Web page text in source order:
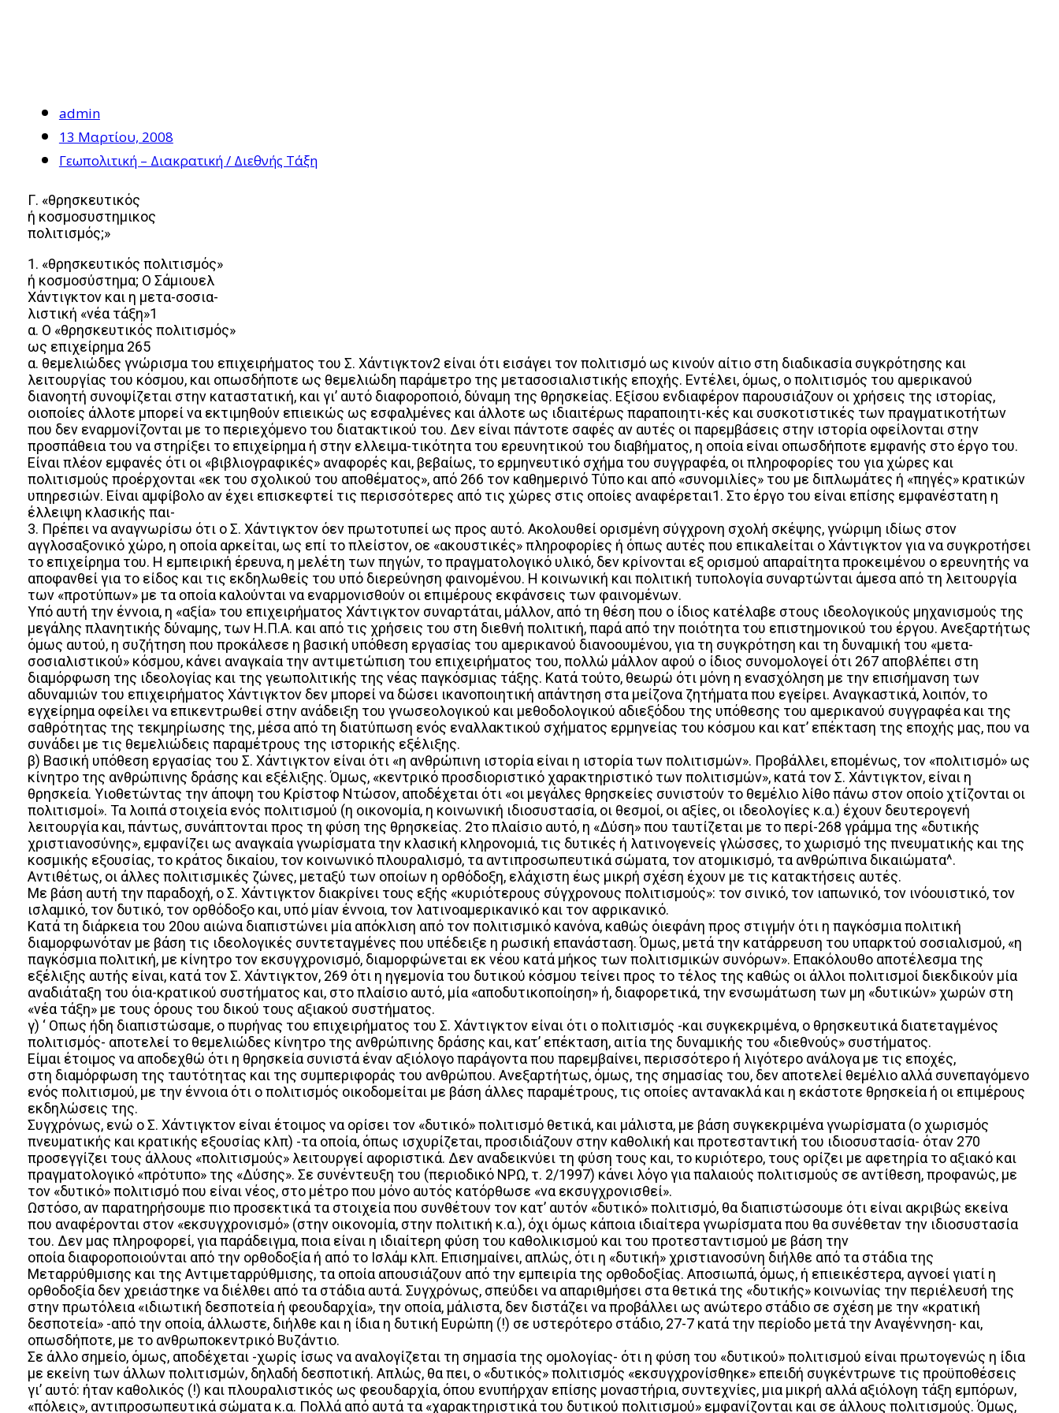
admin
13 Μαρτίου, 2008
Γεωπολιτική – Διακρατική / Διεθνής Τάξη
Γ. «θρησκευτικός
ή κοσμοσυστημικος
πολιτισμός;»
1. «θρησκευτικός πολιτισμός»
ή κοσμοσύστημα; Ο Σάμιουελ
Χάντιγκτον και η μετα-σοσια-
λιστική «νέα τάξη»1
α. Ο «θρησκευτικός πολιτισμός»
ως επιχείρημα 265
α. θεμελιώδες γνώρισμα του επιχειρήματος του Σ. Χάντιγκτον2 είναι ότι εισάγει τον πολιτισμό ως κινούν αίτιο στη διαδικασία συγκρότησης και
λειτουργίας του κόσμου, και οπωσδήποτε ως θεμελιώδη παράμετρο της μετασοσιαλιστικής εποχής. Εντέλει, όμως, ο πολιτισμός του αμερικανού
διανοητή συνοψίζεται στην καταστατική, και γι’ αυτό διαφοροποιό, δύναμη της θρησκείας. Εξίσου ενδιαφέρον παρουσιάζουν οι χρήσεις της ιστορίας,
οιοποίες άλλοτε μπορεί να εκτιμηθούν επιεικώς ως εσφαλμένες και άλλοτε ως ιδιαιτέρως παραποιητι-κές και συσκοτιστικές των πραγματικοτήτων
που δεν εναρμονίζονται με το περιεχόμενο του διατακτικού του. Δεν είναι πάντοτε σαφές αν αυτές οι παρεμβάσεις στην ιστορία οφείλονται στην
προσπάθεια του να στηρίξει το επιχείρημα ή στην ελλειμα-τικότητα του ερευνητικού του διαβήματος, η οποία είναι οπωσδήποτε εμφανής στο έργο του.
Είναι πλέον εμφανές ότι οι «βιβλιογραφικές» αναφορές και, βεβαίως, το ερμηνευτικό σχήμα του συγγραφέα, οι πληροφορίες του για χώρες και
πολιτισμούς προέρχονται «εκ του σχολικού του αποθέματος», από 266 τον καθημερινό Τύπο και από «συνομιλίες» του με διπλωμάτες ή «πηγές» κρατικών
υπηρεσιών. Είναι αμφίβολο αν έχει επισκεφτεί τις περισσότερες από τις χώρες στις οποίες αναφέρεται1. Στο έργο του είναι επίσης εμφανέστατη η
έλλειψη κλασικής παι-
3. Πρέπει να αναγνωρίσω ότι ο Σ. Χάντιγκτον όεν πρωτοτυπεί ως προς αυτό. Ακολουθεί ορισμένη σύγχρονη σχολή σκέψης, γνώριμη ιδίως στον
αγγλοσαξονικό χώρο, η οποία αρκείται, ως επί το πλείστον, οε «ακουστικές» πληροφορίες ή όπως αυτές που επικαλείται ο Χάντιγκτον για να συγκροτήσει
το επιχείρημα του. Η εμπειρική έρευνα, η μελέτη των πηγών, το πραγματολογικό υλικό, δεν κρίνονται εξ ορισμού απαραίτητα προκειμένου ο ερευνητής να
αποφανθεί για το είδος και τις εκδηλωθείς του υπό διερεύνηση φαινομένου. Η κοινωνική και πολιτική τυπολογία συναρτώνται άμεσα από τη λειτουργία
των «προτύπων» με τα οποία καλούνται να εναρμονισθούν οι επιμέρους εκφάνσεις των φαινομένων.
Υπό αυτή την έννοια, η «αξία» του επιχειρήματος Χάντιγκτον συναρτάται, μάλλον, από τη θέση που ο ίδιος κατέλαβε στους ιδεολογικούς μηχανισμούς της
μεγάλης πλανητικής δύναμης, των Η.Π.Α. και από τις χρήσεις του στη διεθνή πολιτική, παρά από την ποιότητα του επιστημονικού του έργου. Ανεξαρτήτως
όμως αυτού, η συζήτηση που προκάλεσε η βασική υπόθεση εργασίας του αμερικανού διανοουμένου, για τη συγκρότηση και τη δυναμική του «μετα-
σοσιαλιστικού» κόσμου, κάνει αναγκαία την αντιμετώπιση του επιχειρήματος του, πολλώ μάλλον αφού ο ίδιος συνομολογεί ότι 267 αποβλέπει στη
διαμόρφωση της ιδεολογίας και της γεωπολιτικής της νέας παγκόσμιας τάξης. Κατά τούτο, θεωρώ ότι μόνη η ενασχόληση με την επισήμανση των
αδυναμιών του επιχειρήματος Χάντιγκτον δεν μπορεί να δώσει ικανοποιητική απάντηση στα μείζονα ζητήματα που εγείρει. Αναγκαστικά, λοιπόν, το
εγχείρημα οφείλει να επικεντρωθεί στην ανάδειξη του γνωσεολογικού και μεθοδολογικού αδιεξόδου της υπόθεσης του αμερικανού συγγραφέα και της
σαθρότητας της τεκμηρίωσης της, μέσα από τη διατύπωση ενός εναλλακτικού σχήματος ερμηνείας του κόσμου και κατ’ επέκταση της εποχής μας, που να
συνάδει με τις θεμελιώδεις παραμέτρους της ιστορικής εξέλιξης.
β) Βασική υπόθεση εργασίας του Σ. Χάντιγκτον είναι ότι «η ανθρώπινη ιστορία είναι η ιστορία των πολιτισμών». Προβάλλει, επομένως, τον «πολιτισμό» ως
κίνητρο της ανθρώπινης δράσης και εξέλιξης. Όμως, «κεντρικό προσδιοριστικό χαρακτηριστικό των πολιτισμών», κατά τον Σ. Χάντιγκτον, είναι η
θρησκεία. Υιοθετώντας την άποψη του Κρίστοφ Ντώσον, αποδέχεται ότι «οι μεγάλες θρησκείες συνιστούν το θεμέλιο λίθο πάνω στον οποίο χτίζονται οι
πολιτισμοί». Τα λοιπά στοιχεία ενός πολιτισμού (η οικονομία, η κοινωνική ιδιοσυστασία, οι θεσμοί, οι αξίες, οι ιδεολογίες κ.α.) έχουν δευτερογενή
λειτουργία και, πάντως, συνάπτονται προς τη φύση της θρησκείας. 2το πλαίσιο αυτό, η «Δύση» που ταυτίζεται με το περί-268 γράμμα της «δυτικής
χριστιανοσύνης», εμφανίζει ως αναγκαία γνωρίσματα την κλασική κληρονομιά, τις δυτικές ή λατινογενείς γλώσσες, το χωρισμό της πνευματικής και της
κοσμικής εξουσίας, το κράτος δικαίου, τον κοινωνικό πλουραλισμό, τα αντιπροσωπευτικά σώματα, τον ατομικισμό, τα ανθρώπινα δικαιώματα^.
Αντιθέτως, οι άλλες πολιτισμικές ζώνες, μεταξύ των οποίων η ορθόδοξη, ελάχιστη έως μικρή σχέση έχουν με τις κατακτήσεις αυτές.
Με βάση αυτή την παραδοχή, ο Σ. Χάντιγκτον διακρίνει τους εξής «κυριότερους σύγχρονους πολιτισμούς»: τον σινικό, τον ιαπωνικό, τον ινόουιστικό, τον
ισλαμικό, τον δυτικό, τον ορθόδοξο και, υπό μίαν έννοια, τον λατινοαμερικανικό και τον αφρικανικό.
Κατά τη διάρκεια του 20ου αιώνα διαπιστώνει μία απόκλιση από τον πολιτισμικό κανόνα, καθώς όιεφάνη προς στιγμήν ότι η παγκόσμια πολιτική
διαμορφωνόταν με βάση τις ιδεολογικές συντεταγμένες που υπέδειξε η ρωσική επανάσταση. Όμως, μετά την κατάρρευση του υπαρκτού σοσιαλισμού, «η
παγκόσμια πολιτική, με κίνητρο τον εκσυγχρονισμό, διαμορφώνεται εκ νέου κατά μήκος των πολιτισμικών συνόρων». Επακόλουθο αποτέλεσμα της
εξέλιξης αυτής είναι, κατά τον Σ. Χάντιγκτον, 269 ότι η ηγεμονία του δυτικού κόσμου τείνει προς το τέλος της καθώς οι άλλοι πολιτισμοί διεκδικούν μία
αναδιάταξη του όια-κρατικού συστήματος και, στο πλαίσιο αυτό, μία «αποδυτικοποίηση» ή, διαφορετικά, την ενσωμάτωση των μη «δυτικών» χωρών στη
«νέα τάξη» με τους όρους του δικού τους αξιακού συστήματος.
γ) ‘ Οπως ήδη διαπιστώσαμε, ο πυρήνας του επιχειρήματος του Σ. Χάντιγκτον είναι ότι ο πολιτισμός -και συγκεκριμένα, ο θρησκευτικά διατεταγμένος
πολιτισμός- αποτελεί το θεμελιώδες κίνητρο της ανθρώπινης δράσης και, κατ’ επέκταση, αιτία της δυναμικής του «διεθνούς» συστήματος.
Είμαι έτοιμος να αποδεχθώ ότι η θρησκεία συνιστά έναν αξιόλογο παράγοντα που παρεμβαίνει, περισσότερο ή λιγότερο ανάλογα με τις εποχές,
στη διαμόρφωση της ταυτότητας και της συμπεριφοράς του ανθρώπου. Ανεξαρτήτως, όμως, της σημασίας του, δεν αποτελεί θεμέλιο αλλά συνεπαγόμενο
ενός πολιτισμού, με την έννοια ότι ο πολιτισμός οικοδομείται με βάση άλλες παραμέτρους, τις οποίες αντανακλά και η εκάστοτε θρησκεία ή οι επιμέρους
εκδηλώσεις της.
Συγχρόνως, ενώ ο Σ. Χάντιγκτον είναι έτοιμος να ορίσει τον «δυτικό» πολιτισμό θετικά, και μάλιστα, με βάση συγκεκριμένα γνωρίσματα (ο χωρισμός
πνευματικής και κρατικής εξουσίας κλπ) -τα οποία, όπως ισχυρίζεται, προσιδιάζουν στην καθολική και προτεσταντική του ιδιοσυστασία- όταν 270
προσεγγίζει τους άλλους «πολιτισμούς» λειτουργεί αφοριστικά. Δεν αναδεικνύει τη φύση τους και, το κυριότερο, τους ορίζει με αφετηρία το αξιακό και
πραγματολογικό «πρότυπο» της «Δύσης». Σε συνέντευξη του (περιοδικό ΝΡΩ, τ. 2/1997) κάνει λόγο για παλαιούς πολιτισμούς σε αντίθεση, προφανώς, με
τον «δυτικό» πολιτισμό που είναι νέος, στο μέτρο που μόνο αυτός κατόρθωσε «να εκσυγχρονισθεί».
Ωστόσο, αν παρατηρήσουμε πιο προσεκτικά τα στοιχεία που συνθέτουν τον κατ’ αυτόν «δυτικό» πολιτισμό, θα διαπιστώσουμε ότι είναι ακριβώς εκείνα
που αναφέρονται στον «εκσυγχρονισμό» (στην οικονομία, στην πολιτική κ.α.), όχι όμως κάποια ιδιαίτερα γνωρίσματα που θα συνέθεταν την ιδιοσυστασία
του. Δεν μας πληροφορεί, για παράδειγμα, ποια είναι η ιδιαίτερη φύση του καθολικισμού και του προτεσταντισμού με βάση την
οποία διαφοροποιούνται από την ορθοδοξία ή από το Ισλάμ κλπ. Επισημαίνει, απλώς, ότι η «δυτική» χριστιανοσύνη διήλθε από τα στάδια της
Μεταρρύθμισης και της Αντιμεταρρύθμισης, τα οποία απουσιάζουν από την εμπειρία της ορθοδοξίας. Αποσιωπά, όμως, ή επιεικέστερα, αγνοεί γιατί η
ορθοδοξία δεν χρειάστηκε να διέλθει από τα στάδια αυτά. Συγχρόνως, σπεύδει να απαριθμήσει στα θετικά της «δυτικής» κοινωνίας την περιέλευσή της
στην πρωτόλεια «ιδιωτική δεσποτεία ή φεουδαρχία», την οποία, μάλιστα, δεν διστάζει να προβάλλει ως ανώτερο στάδιο σε σχέση με την «κρατική
δεσποτεία» -από την οποία, άλλωστε, διήλθε και η ίδια η δυτική Ευρώπη (!) σε υστερότερο στάδιο, 27-7 κατά την περίοδο μετά την Αναγέννηση- και,
οπωσδήποτε, με το ανθρωποκεντρικό Βυζάντιο.
Σε άλλο σημείο, όμως, αποδέχεται -χωρίς ίσως να αναλογίζεται τη σημασία της ομολογίας- ότι η φύση του «δυτικού» πολιτισμού είναι πρωτογενώς η ίδια
με εκείνη των άλλων πολιτισμών, δηλαδή δεσποτική. Απλώς, θα πει, ο «δυτικός» πολιτισμός «εκσυγχρονίσθηκε» επειδή συγκέντρωνε τις προϋποθέσεις
γι’ αυτό: ήταν καθολικός (!) και πλουραλιστικός ως φεουδαρχία, όπου ενυπήρχαν επίσης μοναστήρια, συντεχνίες, μια μικρή αλλά αξιόλογη τάξη εμπόρων,
«πόλεις», αντιπροσωπευτικά σώματα κ.α. Πολλά από αυτά τα «χαρακτηριστικά του δυτικού πολιτισμού» εμφανίζονται και σε άλλους πολιτισμούς. Όμως,